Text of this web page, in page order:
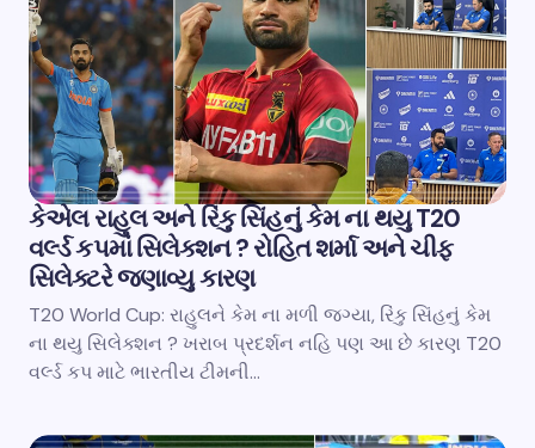
કેએલ રાહુલ અને રિંકુ સિંહનું કેમ ના થયુ T20
વર્લ્ડ કપમાં સિલેક્શન ? રોહિત શર્મા અને ચીફ
સિલેક્ટરે જણાવ્યુ કારણ
T20 World Cup: રાહુલને કેમ ના મળી જગ્યા, રિંકુ સિંહનું કેમ
ના થયુ સિલેક્શન ? ખરાબ પ્રદર્શન નહિ પણ આ છે કારણ T20
વર્લ્ડ કપ માટે ભારતીય ટીમની…